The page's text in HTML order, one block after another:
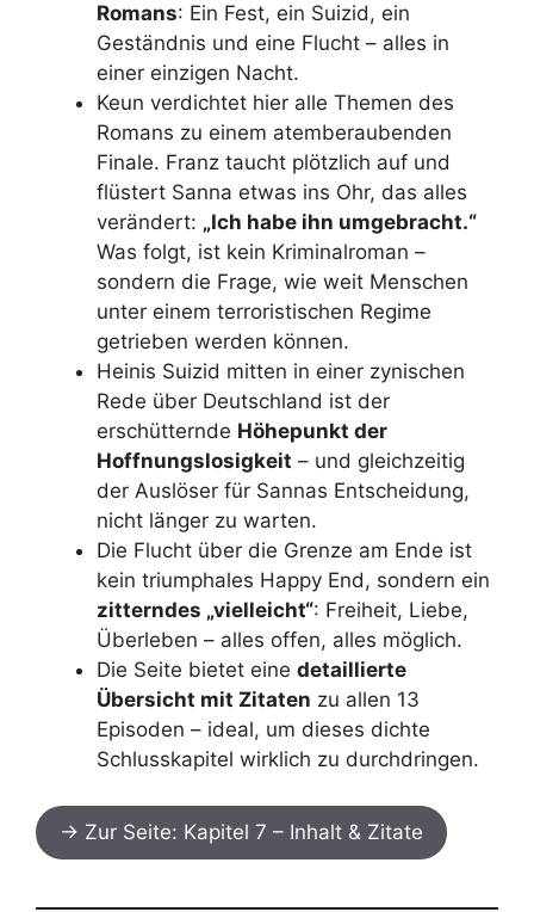
Romans: Ein Fest, ein Suizid, ein
Geständnis und eine Flucht – alles in
einer einzigen Nacht.
Keun verdichtet hier alle Themen des
Romans zu einem atemberaubenden
Finale. Franz taucht plötzlich auf und
flüstert Sanna etwas ins Ohr, das alles
verändert: „Ich habe ihn umgebracht.“
Was folgt, ist kein Kriminalroman –
sondern die Frage, wie weit Menschen
unter einem terroristischen Regime
getrieben werden können.
Heinis Suizid mitten in einer zynischen
Rede über Deutschland ist der
erschütternde Höhepunkt der
Hoffnungslosigkeit – und gleichzeitig
der Auslöser für Sannas Entscheidung,
nicht länger zu warten.
Die Flucht über die Grenze am Ende ist
kein triumphales Happy End, sondern ein
zitterndes „vielleicht“: Freiheit, Liebe,
Überleben – alles offen, alles möglich.
Die Seite bietet eine detaillierte
Übersicht mit Zitaten zu allen 13
Episoden – ideal, um dieses dichte
Schlusskapitel wirklich zu durchdringen.
→ Zur Seite: Kapitel 7 – Inhalt & Zitate